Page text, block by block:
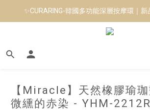
七夕限定 | Manduka Yogitoes2.0鋪
✨CURARING-韓國多功能深層按摩環｜
Manduka-跟著青蛙去旅行｜快閃第
七夕限定 | Manduka Yogitoes2.0鋪
【Miracle】天然橡膠瑜
微纁的赤染 - YHM-2212R